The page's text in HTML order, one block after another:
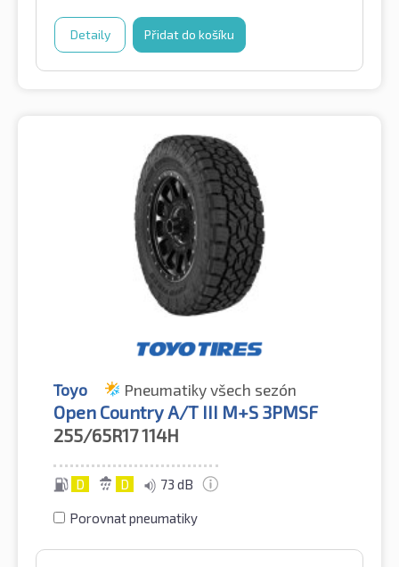
Detaily Přidat do košíku
Toyo Pneumatiky všech sezón
Open Country A/T III M+S 3PMSF
255/65R17114H
D D 73 dB
Porovnat pneumatiky